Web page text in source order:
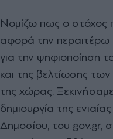
Νομίζω πως ο στόχος
αφορά την περαιτέρω
για την ψηφιοποίηση
και της βελτίωσης
της χώρας.
δημιουργία της
Δημοσίου, του gov.gr,